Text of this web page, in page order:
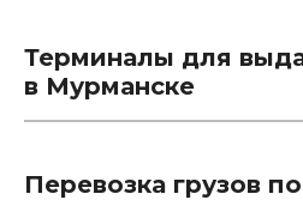
Терминалы для
в Мурманске
Перевозка грузов